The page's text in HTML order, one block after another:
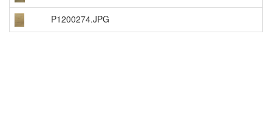
P1200274.JPG